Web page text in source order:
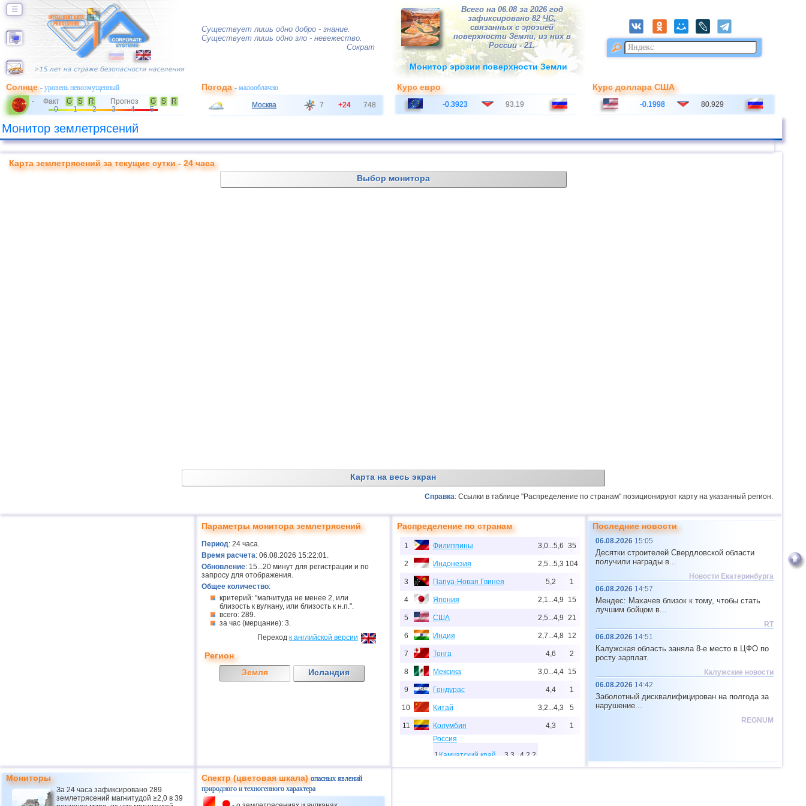
☰
Существует лишь одно добро - знание.
Существует лишь одно зло - невежество.
Сократ
Всего на 06.08 за 2026 год
зафиксировано 82ЧС,
связанных с эрозией
поверхности Земли, из них в
России - 21.
Монитор эрозии поверхности Земли
Солнце- уровень невозмущенный
- Факт G S R Прогноз G S
R
0
1 2 3 4 5
Погода- малооблачно
Москва 7 +24 748
Курс евро
-0.3923 93.19
Курс доллара США
-0.1998 80.929
Монитор землетрясений
Карта землетрясений за текущие сутки - 24 часа
Выбор монитора
Карта на весь экран
Справка: Ссылки в таблице "Распределение по странам" позиционируют карту на указанный регион.
Параметры монитора землетрясений
Период: 24 часа.
Время расчета: 06.08.2026 15:22:01.
Обновление: 15...20 минут для регистрации и по
запросу для отображения.
Общее количество:
критерий: "магнитуда не менее 2, или
близость к вулкану, или близость к н.п.".
всего: 289.
за час (мерцание): 3.
Переход к английской версии
Регион
Земля
Исландия
Распределение по странам
1 Филиппины 3,0...5,6 35
2 Индонезия 2,5...5,3 104
3 Папуа-Новая Гвинея 5,2 1
4 Япония 2,1...4,9 15
5 США 2,5...4,9 21
6 Индия 2,7...4,8 12
7 Тонга 4,6 2
8 Мексика 3,0...4,4 15
9 Гондурас 4,4 1
10 Китай 3,2...4,3 5
11 Колумбия 4,3 1
Россия
1 Камчатский край 3,3...4,2 2
Последние новости
06.08.2026 15:05
Десятки строителей Свердловской области
получили награды в...
Новости Екатеринбурга
06.08.2026 14:57
Мендес: Махачев близок к тому, чтобы стать
лучшим бойцом в...
RT
06.08.2026 14:51
Калужская область заняла 8-е место в ЦФО по
росту зарплат.
Калужские новости
06.08.2026 14:42
Заболотный дисквалифицирован на полгода за
нарушение...
REGNUM
Мониторы
За 24 часа зафиксировано 289
землетрясений магнитудой ≥2,0 в 39
Спектр (цветовая шкала)опасных явлений
природного и техногенного характера